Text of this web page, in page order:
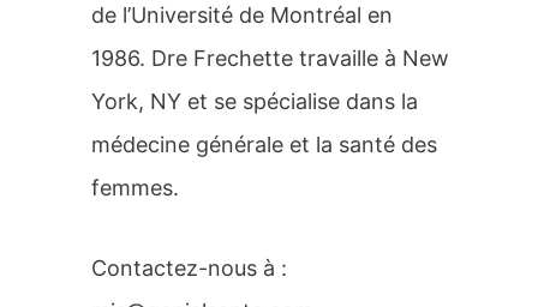
de l’Université de Montréal en
1986. Dre Frechette travaille à New
York, NY et se spécialise dans la
médecine générale et la santé des
femmes.
Contactez-nous à :